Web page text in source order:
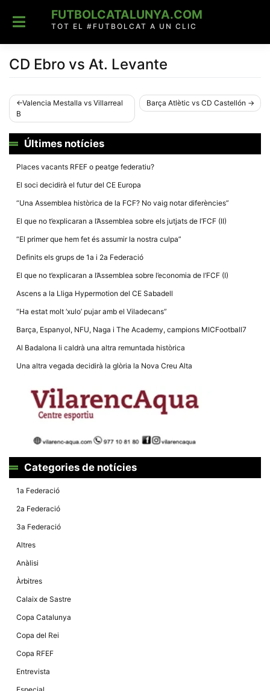
content
FUTBOLCATALUNYA.COM
TOT EL #FUTBOLCAT A UN CLIC
CD Ebro vs At. Levante
Navegació
d'entrades
Valencia Mestalla vs Villarreal
B
Barça Atlètic vs CD Castellón
Últimes notícies
Places vacants RFEF o peatge federatiu?
El soci decidirà el futur del CE Europa
“Una Assemblea històrica de la FCF? No vaig notar diferències”
El que no t’explicaran a l’Assemblea sobre els jutjats de l’FCF (II)
“El primer que hem fet és assumir la nostra culpa”
Definits els grups de 1a i 2a Federació
El que no t’explicaran a l’Assemblea sobre l’economia de l’FCF (I)
Ascens a la Lliga Hypermotion del CE Sabadell
“Ha estat molt ‘xulo’ pujar amb el Viladecans”
Barça, Espanyol, NFU, Naga i The Academy, campions MICFootball7
Al Badalona li caldrà una altra remuntada històrica
Una altra vegada decidirà la glòria la Nova Creu Alta
Categories de notícies
1a Federació
2a Federació
3a Federació
Altres
Anàlisi
Àrbitres
Calaix de Sastre
Copa Catalunya
Copa del Rei
Copa RFEF
Entrevista
Necessàries
Aquestes
són
necessàries
per al
funcionament
Recopilem